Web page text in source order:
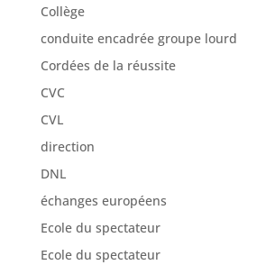
Collège
conduite encadrée groupe lourd
Cordées de la réussite
CVC
CVL
direction
DNL
échanges européens
Ecole du spectateur
Ecole du spectateur